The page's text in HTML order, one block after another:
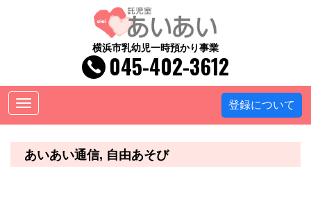
横浜市乳幼児一時預かり事業
045-402-3612
Toggle
navigation
登録について
あいあい通信 自由あそび